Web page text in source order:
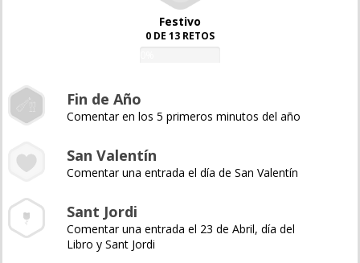
Festivo
0 DE 13 RETOS
Fin de Año
Comentar en los 5 primeros minutos del año
San Valentín
Comentar una entrada el día de San Valentín
Sant Jordi
Comentar una entrada el 23 de Abril, día del
Libro y Sant Jordi